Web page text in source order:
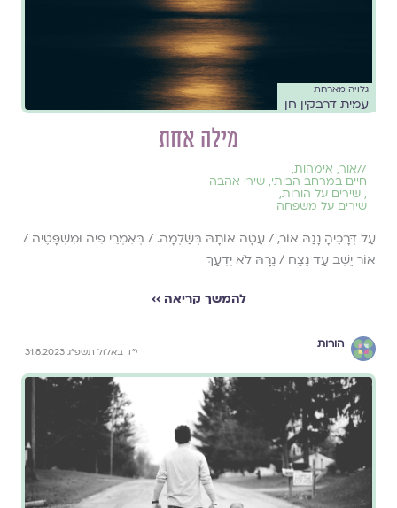
גלויה מארחת
עמית דרבקין חן
מילה אחת
//אור, אימהות,
חיים במרחב הביתי, שירי אהבה
, שירים על הורות,
שירים על משפחה
עַל דְּרָכֶיהָ נָגַהּ אוֹר, / עָטָה אוֹתָהּ בְּשַׂלְמָה. / בְּאִמְרֵי פִיה וּמִשְׁפָּטֶיה /
אוֹר יֵשֵׁב עַד נֵצַח / נֵרָהּ לֹא יִדְעַךְ
להמשך קריאה ››
הורות
י״ד באלול תשפ״ג 31.8.2023